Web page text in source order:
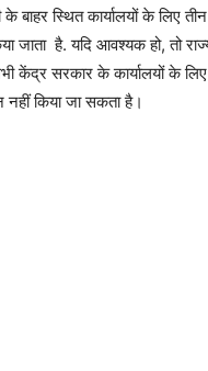
के बाहर स्थित कार्यालयों के लिए
जाता है. यदि आवश्यक हो, तो
केंद्र सरकार के कार्यालयों के
नहीं किया जा सकता है।